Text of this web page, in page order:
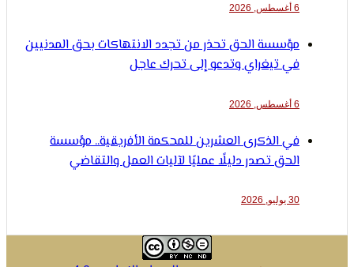
مؤسسة الحق تحذر من تجدد الانتهاكات بحق المدنيين
في تيغراي وتدعو إلى تحرك عاجل
في الذكرى العشرين للمحكمة الأفريقية.. مؤسسة
الحق تصدر دليلًا عمليًا لآليات العمل والتقاضي